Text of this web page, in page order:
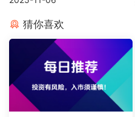
猜你喜欢